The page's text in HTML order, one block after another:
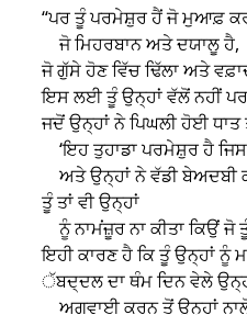
“ਪਰ ਤੂੰ ਪਰਮੇਸ਼ੁਰ ਹੈਂ ਜੋ ਮੁਆਫ਼
ਜੋ ਮਿਹਰਬਾਨ ਅਤੇ ਦਯਾਲੂ ਹੈ,
ਜੋ ਗੁੱਸੇ ਹੋਣ ਵਿੱਚ ਢਿੱਲਾ ਅਤੇ
ਇਸ ਲਈ ਤੂੰ ਉਨ੍ਹਾਂ ਵੱਲੋਂ ਨਹੀਂ
ਜਦੋਂ ਉਨ੍ਹਾਂ ਨੇ ਪਿਘਲੀ ਹੋਈ
‘ਇਹ ਤੁਹਾਡਾ ਪਰਮੇਸ਼ੁਰ ਹੈ
ਅਤੇ ਉਨ੍ਹਾਂ ਨੇ ਵੱਡੀ ਬੇਅਦਬੀ
ਤੂੰ ਤਾਂ ਵੀ ਉਨ੍ਹਾਂ
ਨੂੰ ਨਾਮਂਜ਼ੂਰ ਨਾ ਕੀਤਾ ਕਿਉਂ ਜੋ
ਇਹੀ ਕਾਰਣ ਹੈ ਕਿ ਤੂੰ ਉਨ੍ਹਾਂ ਨੂੰ
ੱਬਦ੍ਦਲ ਦਾ ਥੰਮ ਦਿਨ ਵੇਲੇ
ਅਗਵਾਈ ਕਰਨ ਤੋਂ ਉਨ੍ਹਾਂ